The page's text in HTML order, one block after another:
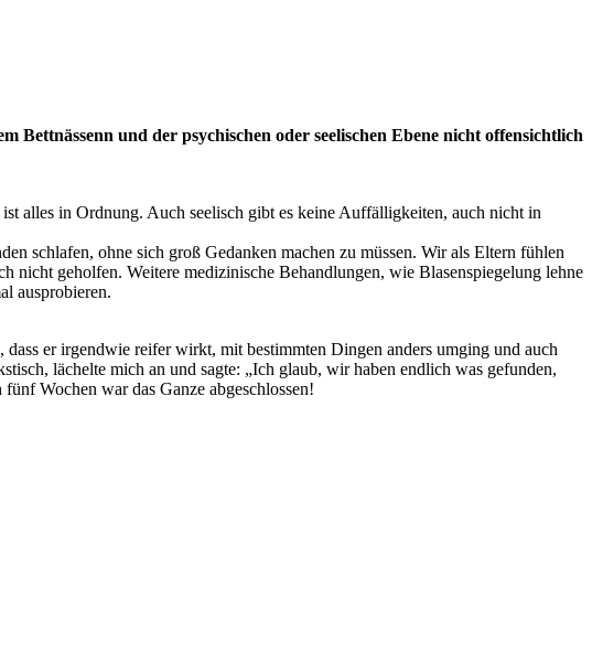
Bettnässenn und der psychischen oder seelischen Ebene nicht offensichtlich
alles in Ordnung. Auch seelisch gibt es keine Auffälligkeiten, auch nicht in
schlafen, ohne sich groß Gedanken machen zu müssen. Wir als Eltern fühlen
nicht geholfen. Weitere medizinische Behandlungen, wie Blasenspiegelung lehne
ausprobieren.
er irgendwie reifer wirkt, mit bestimmten Dingen anders umging und auch
lächelte mich an und sagte: „Ich glaub, wir haben endlich was gefunden,
Wochen war das Ganze abgeschlossen!